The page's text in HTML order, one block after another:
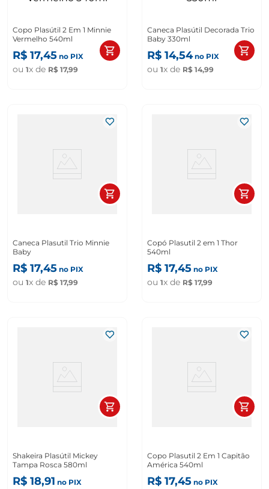
Copo Plasútil 2 Em 1 Minnie
Vermelho 540ml
R$ 17,45 no PIX
ou 1x de R$ 17,99
Caneca Plasútil Decorada Trio
Baby 330ml
R$ 14,54no PIX
ou 1x de R$ 14,99
Caneca Plasutil Trio Minnie
Baby
R$ 17,45 no PIX
ou 1x de R$ 17,99
Copó Plasutil 2 em 1 Thor
540ml
R$ 17,45 no PIX
ou 1x de R$ 17,99
Shakeira Plasútil Mickey
Tampa Rosca 580ml
R$ 18,91 no PIX
Copo Plasutil 2 Em 1 Capitão
América 540ml
R$ 17,45 no PIX